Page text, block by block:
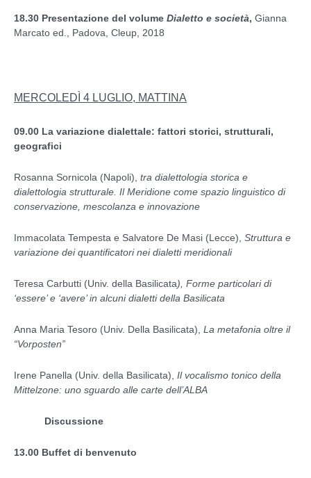
18.30 Presentazione del volume Dialetto e società, Gianna
Marcato ed., Padova, Cleup, 2018
MERCOLEDÌ 4 LUGLIO, MATTINA
09.00 La variazione dialettale: fattori storici, strutturali,
geografici
Rosanna Sornicola (Napoli), tra dialettologia storica e
dialettologia strutturale. Il Meridione come spazio linguistico di
conservazione, mescolanza e innovazione
Immacolata Tempesta e Salvatore De Masi (Lecce), Struttura e
variazione dei quantificatori nei dialetti meridionali
Teresa Carbutti (Univ. della Basilicata), Forme particolari di
‘essere’ e ‘avere’ in alcuni dialetti della Basilicata
Anna Maria Tesoro (Univ. Della Basilicata), La metafonia oltre il
“Vorposten”
Irene Panella (Univ. della Basilicata), Il vocalismo tonico della
Mittelzone: uno sguardo alle carte dell’ALBA
Discussione
13.00 Buffet di benvenuto